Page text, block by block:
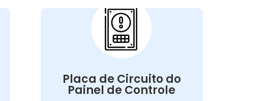
Placa de Circuito do
Painel de Controle
Problemas com a
Placa de Circuito do
Painel de Controle:
A placa de circuito do painel de controle
nessa placa podem resultar em
problemas com o controle de